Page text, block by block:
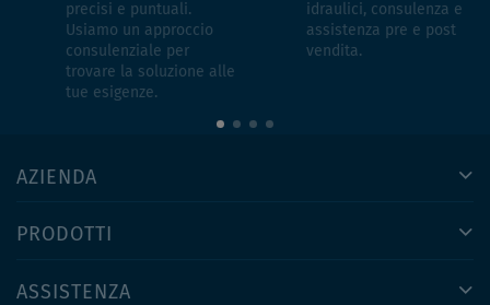
precisi e puntuali.
Usiamo un approccio
consulenziale per
trovare la soluzione alle
tue esigenze.
idraulici, consulenza e
assistenza pre e post
vendita.
AZIENDA
PRODOTTI
ASSISTENZA